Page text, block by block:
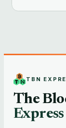
TBN
The
Express